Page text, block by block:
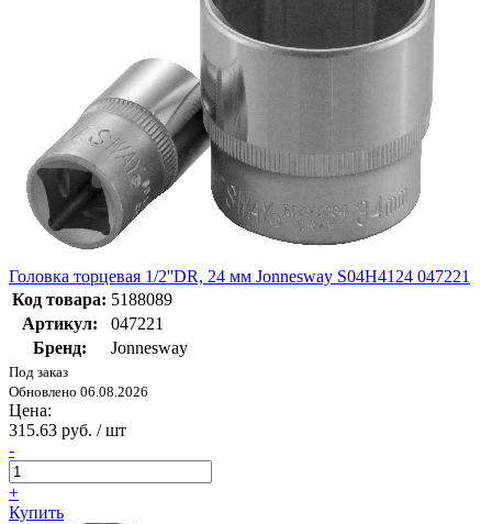
Головка торцевая 1/2''DR, 24 мм Jonnesway S04H4124 047221
Код товара: 5188089
Артикул:
047221
Бренд:
Jonnesway
Под заказ
Обновлено 06.08.2026
Цена:
315.63 руб. / шт
-
+
Купить